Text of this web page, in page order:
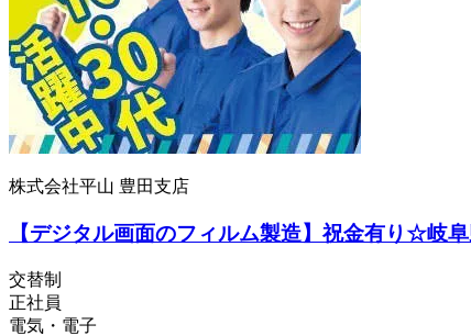
株式会社平山 豊田支店
【デジタル画面のフィルム製造】祝金有り☆
交替制
正社員
電気・電子